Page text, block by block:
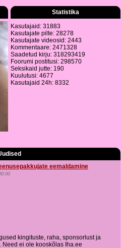
Statistika
Kasutajaid: 31883
Kasutajate pilte: 28278
Kasutajate videosid: 2443
Kommentaare: 2471328
Saadetud kirju: 318293419
Foorumi postitusi: 298570
Seksikaid jutte: 190
Kuulutusi: 4677
Kasutajaid 24h: 8332
eemaldamine
kingituste, raha, sponsorlust ja
ei ole kooskõlas Iha.ee